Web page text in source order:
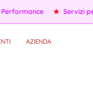
★ Servizi per
AZIENDA